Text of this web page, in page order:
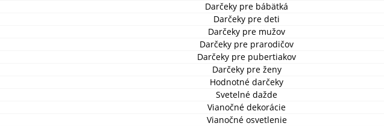
Darčeky pre bábätká
Darčeky pre deti
Darčeky pre mužov
Darčeky pre prarodičov
Darčeky pre pubertiakov
Darčeky pre ženy
Hodnotné darčeky
Svetelné dažde
Vianočné dekorácie
Vianočné osvetlenie